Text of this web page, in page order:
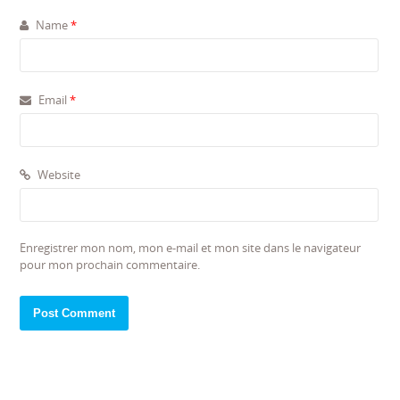
Name*
Email*
Website
Enregistrer mon nom, mon e-mail et mon site dans le navigateur
pour mon prochain commentaire.